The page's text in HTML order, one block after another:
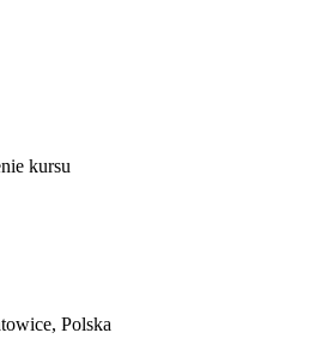
kursu
Polska